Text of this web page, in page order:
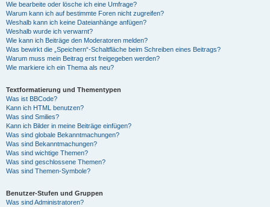
Wie bearbeite oder lösche ich eine Umfrage?
Warum kann ich auf bestimmte Foren nicht zugreifen?
Weshalb kann ich keine Dateianhänge anfügen?
Weshalb wurde ich verwarnt?
Wie kann ich Beiträge den Moderatoren melden?
Was bewirkt die „Speichern“-Schaltfläche beim Schreiben eines Beitrags?
Warum muss mein Beitrag erst freigegeben werden?
Wie markiere ich ein Thema als neu?
Textformatierung und Thementypen
Was ist BBCode?
Kann ich HTML benutzen?
Was sind Smilies?
Kann ich Bilder in meine Beiträge einfügen?
Was sind globale Bekanntmachungen?
Was sind Bekanntmachungen?
Was sind wichtige Themen?
Was sind geschlossene Themen?
Was sind Themen-Symbole?
Benutzer-Stufen und Gruppen
Was sind Administratoren?